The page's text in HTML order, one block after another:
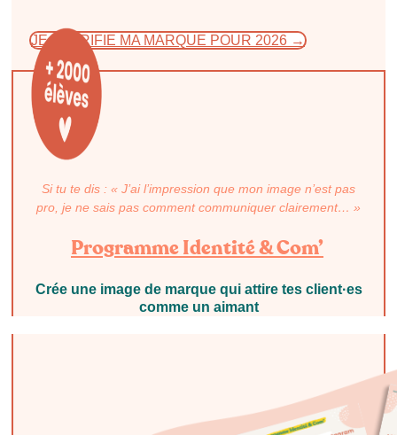
JE CLARIFIE MA MARQUE POUR 2026 →
Si tu te dis : « J’ai l’impression que mon image n’est pas
pro, je ne sais pas comment communiquer clairement… »
Programme Identité & Com’
Crée une image de marque qui attire tes client·es
comme un aimant